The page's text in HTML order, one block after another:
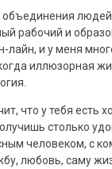
объединения
рабочий и
лайн, и у меня
иллюзорная
что у тебя есть
столько
человеком, с
любовь, саму